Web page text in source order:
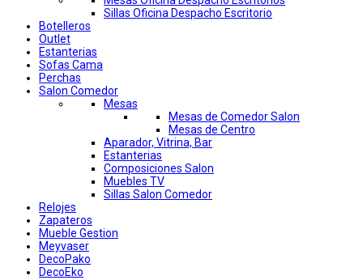
Sillas Oficina Despacho Escritorio
Botelleros
Outlet
Estanterias
Sofas Cama
Perchas
Salon Comedor
Mesas
Mesas de Comedor Salon
Mesas de Centro
Aparador, Vitrina, Bar
Estanterias
Composiciones Salon
Muebles TV
Sillas Salon Comedor
Relojes
Zapateros
Mueble Gestion
Meyvaser
DecoPako
DecoEko